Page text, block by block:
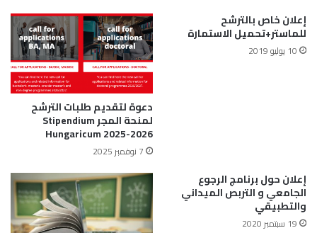
إعلان خاص بالترشح
للماستر+تحميل الاستمارة
10 يوليو 2019
دعوة لتقديم طلبات الترشح
لمنحة المجر Stipendium
Hungaricum 2025-2026
7 نوفمبر 2025
إعلان حول برنامج الرجوع
الجامعي و التربص الميداني
والتطبيقي
19 سبتمبر 2020